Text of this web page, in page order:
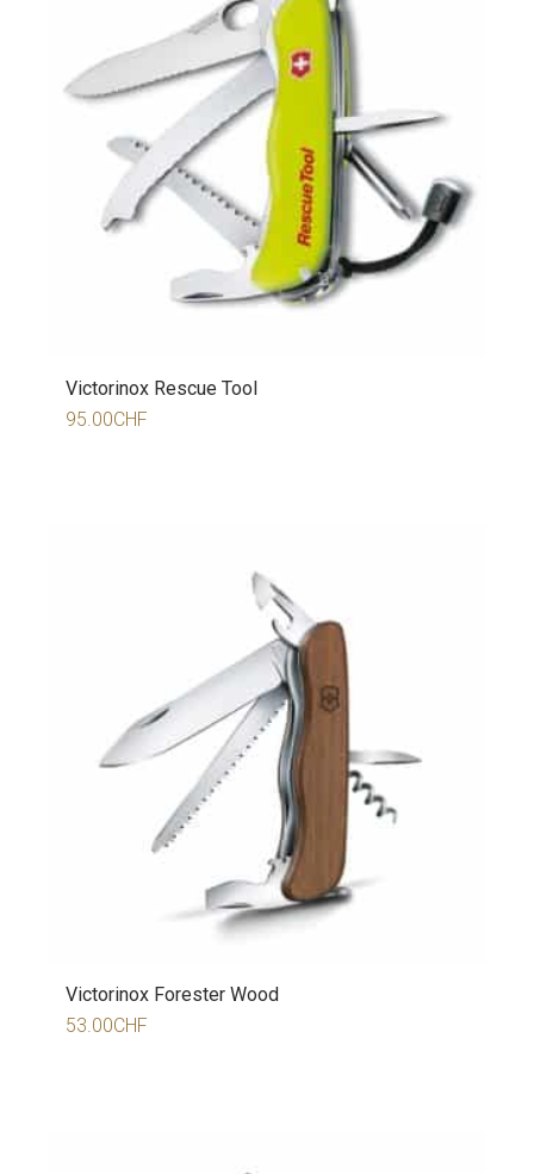
Victorinox Rescue Tool
95.00CHF
Victorinox Forester Wood
53.00CHF